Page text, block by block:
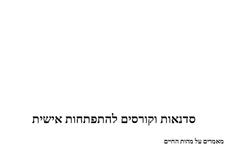
סדנאות וקורסים להתפתחות אישית
מאמרים על מהות החיים